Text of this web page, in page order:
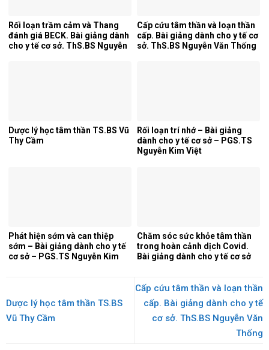
Rối loạn trầm cảm và Thang
đánh giá BECK. Bài giảng dành
cho y tế cơ sở. ThS.BS Nguyễn
Cấp cứu tâm thần và loạn thần
cấp. Bài giảng dành cho y tế cơ
sở. ThS.BS Nguyễn Văn Thống
Dược lý học tâm thần TS.BS Vũ
Thy Cầm
Rối loạn trí nhớ – Bài giảng
dành cho y tế cơ sở – PGS.TS
Nguyễn Kim Việt
Phát hiện sớm và can thiệp
sớm – Bài giảng dành cho y tế
cơ sở – PGS.TS Nguyễn Kim
Chăm sóc sức khỏe tâm thần
trong hoàn cảnh dịch Covid.
Bài giảng dành cho y tế cơ sở
Dược lý học tâm thần TS.BS
Vũ Thy Cầm
Cấp cứu tâm thần và loạn thần
cấp. Bài giảng dành cho y tế
cơ sở. ThS.BS Nguyễn Văn
Thống